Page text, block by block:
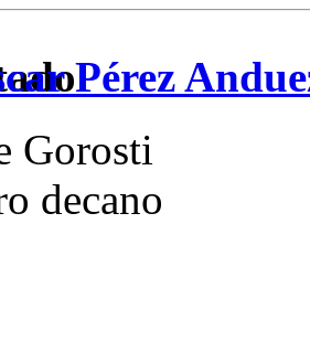
Pérez
Gorosti
decano